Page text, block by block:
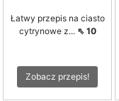
Łatwy przepis na ciasto
cytrynowe z... ⇖ 10
Zobacz przepis!